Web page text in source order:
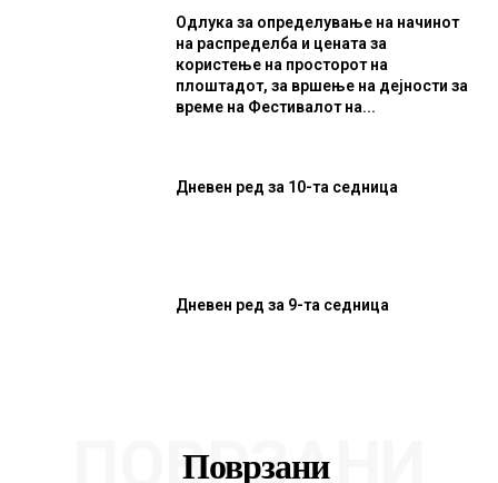
Одлука за определување на начинот
на распределба и цената за
користење на просторот на
плоштадот, за вршење на дејности за
време на Фестивалот на...
Дневен ред за 10-та седница
Дневен ред за 9-та седница
Поврзани
ПОВРЗАНИ